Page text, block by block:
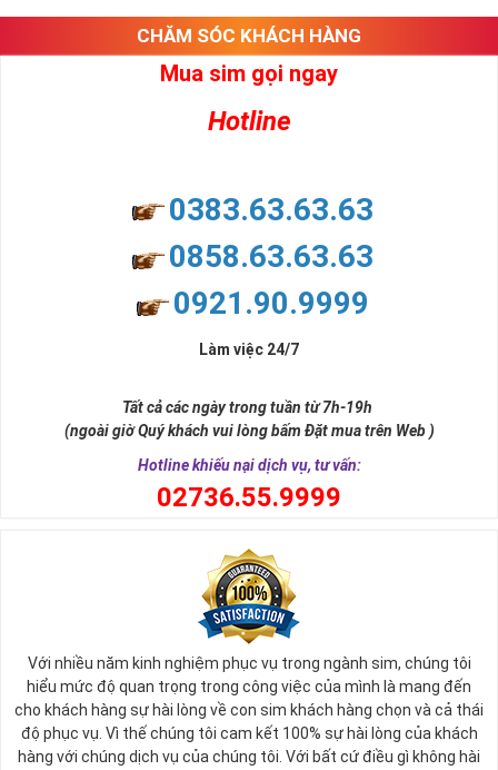
Sim điện thoại ngày nay là một công cụ thiết yếu và là một
phần không thể thiếu trong cuộc sống hàng ngày của mỗi
người. Khi dùng một sim điện thoại đẹp sẽ đem cho bạn sự
tự tin trong cuộc sống, thành công trong công việc
Bởi nếu bạn sử dụng một số sim gọi điện giao dịch làm ăn,
kinh doanh, nhìn vào số điện thoại của bạn họ sẽ biết bạn là
ai bạn dễ dàng tạo niềm tin và độ tin tưởng cao đồng nghĩa
sẽ nâng cao uy tín và thương hiệu của bạn.
Với người kinh doanh có sim số đẹp sẽ có được nhiều lợi thế
hơn so với đối thủ, nếu bạn đang có nhu cầu mua sim số đẹp
để phục vụ mục đích nào đó hãy nhanh tay chọn cho mình
một số đẹp như ý.
CHĂM SÓC KHÁCH HÀNG
Mua sim gọi ngay
Hotline
0383.63.63.63
0858.63.63.63
0921.90.9999
Làm việc 24/7
Tất cả các ngày trong tuần từ 7h-19h
(ngoài giờ Quý khách vui lòng bấm Đặt mua trên Web )
Hotline khiếu nại dịch vụ, tư vấn:
02736.55.9999
Với nhiều năm kinh nghiệm phục vụ trong ngành sim, chúng tôi
hiểu mức độ quan trọng trong công việc của mình là mang đến
cho khách hàng sự hài lòng về con sim khách hàng chọn và cả thái
độ phục vụ. Vì thế chúng tôi cam kết 100% sự hài lòng của khách
hàng với chúng dịch vụ của chúng tôi. Với bất cứ điều gì không hài